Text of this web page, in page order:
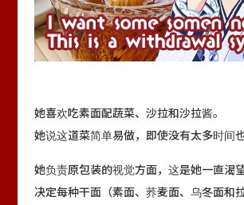
她喜欢吃素面配蔬菜、沙拉和沙拉酱。
她说这道菜简单易做，即使没有太多时间也
她负责原包装的视觉方面，这是她一直渴望
决定每种干面（素面、荞麦面、乌冬面和